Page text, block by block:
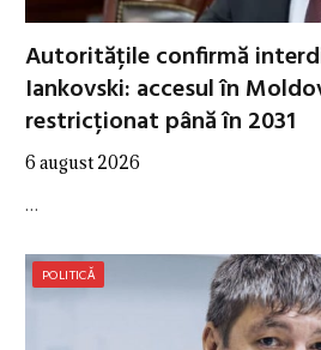
Autoritățile confirmă
Iankovski: accesul în
restricționat până în 2031
6 august 2026
…
POLITICĂ